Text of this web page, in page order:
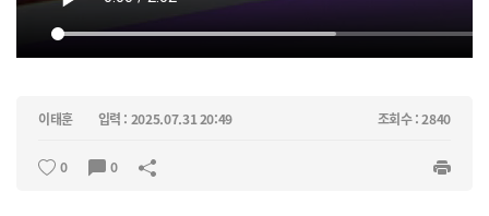
이태훈 입력 : 2025.07.31 20:49 조회수 : 2840
0 0